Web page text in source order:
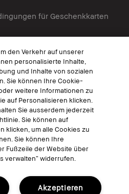
für Geschenkkarten
den Verkehr auf unserer
personalisierte Inhalte,
und Inhalte von sozialen
Sie können Ihre Cookie-
weitere Informationen zu
auf Personalisieren klicken.
Sie ausserdem jederzeit
Sie können auf
klicken, um alle Cookies zu
Sie können Ihre
Fußzeile der Website über
verwalten“ widerrufen.
Akzeptieren